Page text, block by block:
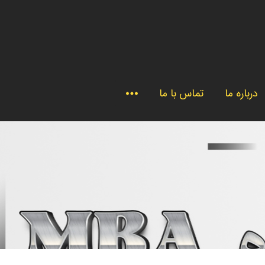
درباره ما تماس با ما